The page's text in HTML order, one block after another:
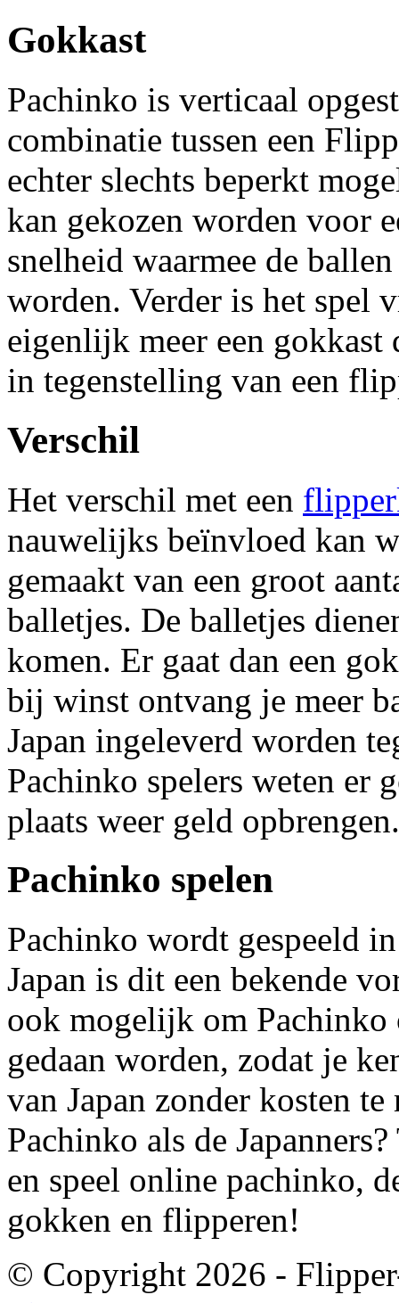
Gokkast
Pachinko is verticaal
combinatie tussen een
echter slechts beperkt
kan gekozen worden voor
snelheid waarmee de
worden. Verder is het spel
eigenlijk meer een gokkast
in tegenstelling van een
Verschil
Het verschil met een
nauwelijks beïnvloed kan
gemaakt van een groot
balletjes. De balletjes
komen. Er gaat dan een
bij winst ontvang je meer
Japan ingeleverd worden
Pachinko spelers weten er
plaats weer geld opbrengen.
Pachinko spelen
Pachinko wordt gespeeld
Japan is dit een bekende
ook mogelijk om
gedaan worden, zodat je
van Japan zonder kosten
Pachinko als de
en speel online pachinko,
gokken en flipperen!
© Copyright 2026 -